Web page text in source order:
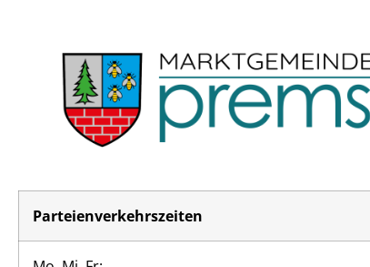
Parteienverkehrszeiten